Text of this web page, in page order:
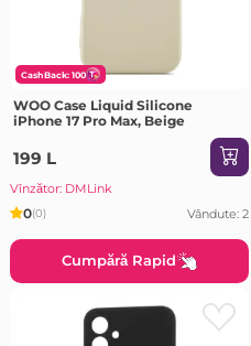
CashBack: 100
WOO Case Liquid Silicone
iPhone 17 Pro Max, Beige
199 L
Vînzător: DMLink
0(0) Vândute: 2
Cumpără Rapid